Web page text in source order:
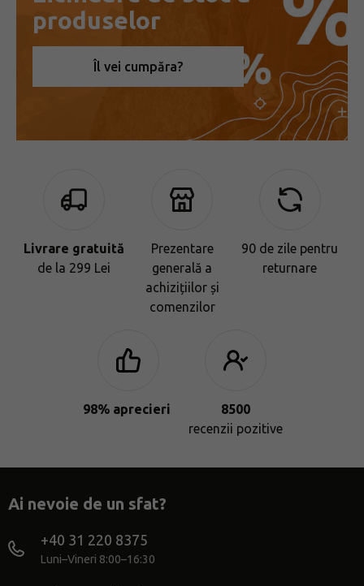
produselor
Îl vei cumpăra?
Livrare gratuită
de la 299 Lei
Prezentare
generală a
achizițiilor și
comenzilor
90 de zile pentru
returnare
98% aprecieri
8500
recenzii pozitive
Ai nevoie de un sfat?
+40 31 220 8375
Luni–Vineri 8:00–16:30